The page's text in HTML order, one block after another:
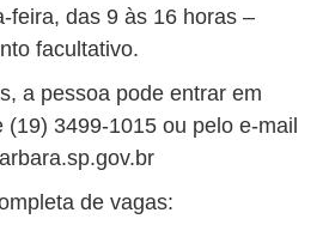
feira, das 9 às 16 horas –
facultativo.
a pessoa pode entrar em
(19) 3499-1015 ou pelo e-mail
de vagas: